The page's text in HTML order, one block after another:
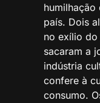
humilhação
país. Dois
no exílio
sacaram a
indústria
confere à
consumo.